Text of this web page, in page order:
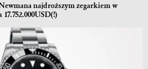
najdroższym zegarkiem w